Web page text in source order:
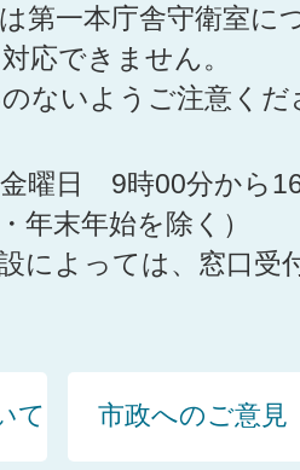
第一本庁舎守衛室に
応できません。
ないようご注意くだ
金曜日 9時00分から
年末年始を除く）
によっては、窓口受
て 市政へのご意見